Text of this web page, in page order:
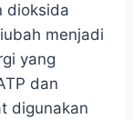
dioksida
menjadi
yang
dan
digunakan